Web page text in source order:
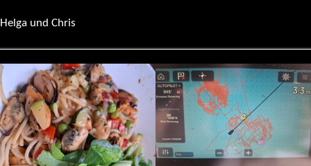
Helga und Chris